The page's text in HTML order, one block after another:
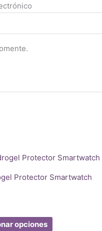
Protector Smartwatch
opciones Este